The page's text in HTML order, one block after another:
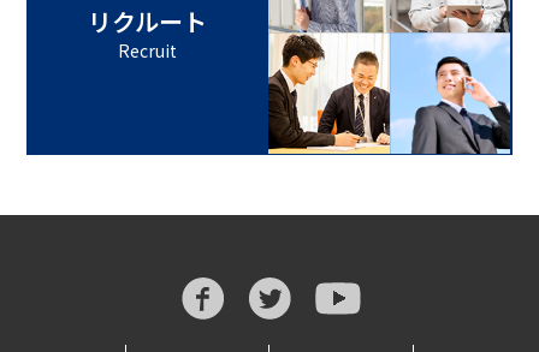
リクルート
Recruit